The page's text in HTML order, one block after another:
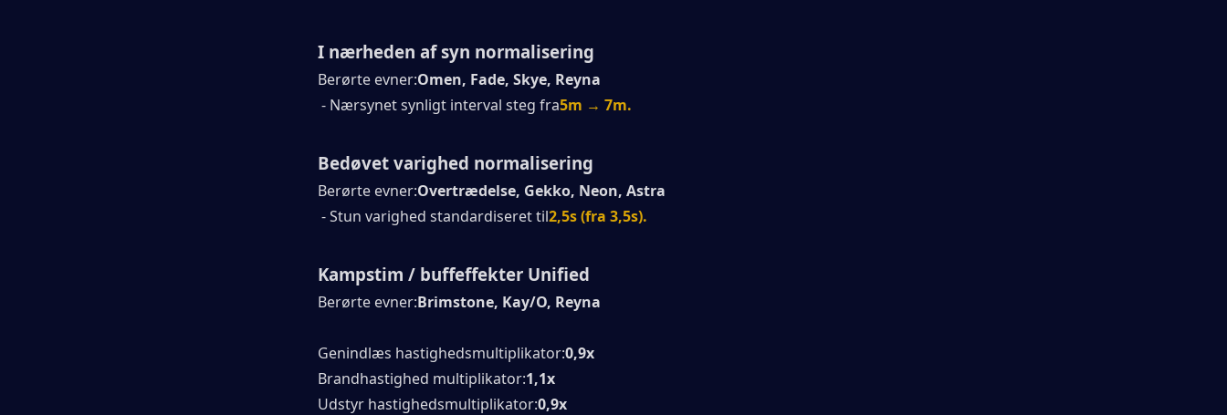
I nærheden af ​​syn normalisering
Berørte evner:Omen, Fade, Skye, Reyna
- Nærsynet synligt interval steg fra5m → 7m.
Bedøvet varighed normalisering
Berørte evner:Overtrædelse, Gekko, Neon, Astra
- Stun varighed standardiseret til2,5s (fra 3,5s).
Kampstim / buffeffekter Unified
Berørte evner:Brimstone, Kay/O, Reyna
Genindlæs hastighedsmultiplikator:0,9x
Brandhastighed multiplikator:1,1x
Udstyr hastighedsmultiplikator:0,9x